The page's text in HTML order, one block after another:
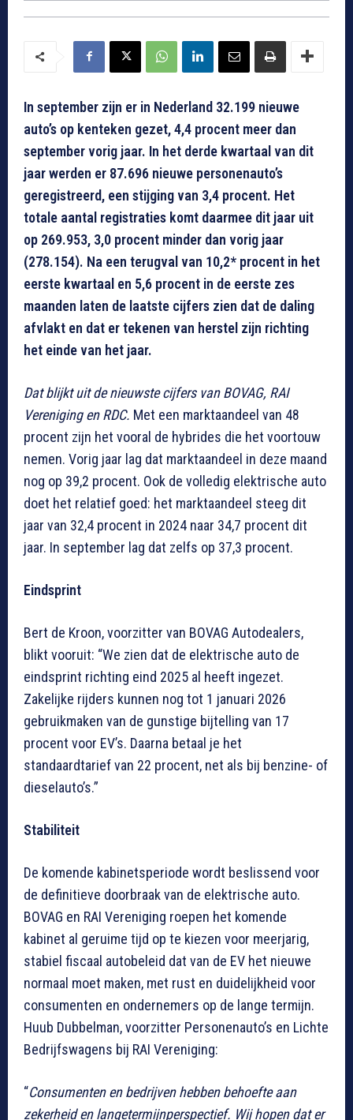
In september zijn er in Nederland 32.199 nieuwe
auto’s op kenteken gezet, 4,4 procent meer dan
september vorig jaar. In het derde kwartaal van dit
jaar werden er 87.696 nieuwe personenauto’s
geregistreerd, een stijging van 3,4 procent. Het
totale aantal registraties komt daarmee dit jaar uit
op 269.953, 3,0 procent minder dan vorig jaar
(278.154). Na een terugval van 10,2* procent in het
eerste kwartaal en 5,6 procent in de eerste zes
maanden laten de laatste cijfers zien dat de daling
afvlakt en dat er tekenen van herstel zijn richting
het einde van het jaar.
Dat blijkt uit de nieuwste cijfers van BOVAG, RAI
Vereniging en RDC. Met een marktaandeel van 48
procent zijn het vooral de hybrides die het voortouw
nemen. Vorig jaar lag dat marktaandeel in deze maand
nog op 39,2 procent. Ook de volledig elektrische auto
doet het relatief goed: het marktaandeel steeg dit
jaar van 32,4 procent in 2024 naar 34,7 procent dit
jaar. In september lag dat zelfs op 37,3 procent.
Eindsprint
Bert de Kroon, voorzitter van BOVAG Autodealers,
blikt vooruit: “We zien dat de elektrische auto de
eindsprint richting eind 2025 al heeft ingezet.
Zakelijke rijders kunnen nog tot 1 januari 2026
gebruikmaken van de gunstige bijtelling van 17
procent voor EV’s. Daarna betaal je het
standaardtarief van 22 procent, net als bij benzine- of
dieselauto’s.”
Stabiliteit
De komende kabinetsperiode wordt beslissend voor
de definitieve doorbraak van de elektrische auto.
BOVAG en RAI Vereniging roepen het komende
kabinet al geruime tijd op te kiezen voor meerjarig,
stabiel fiscaal autobeleid dat van de EV het nieuwe
normaal moet maken, met rust en duidelijkheid voor
consumenten en ondernemers op de lange termijn.
Huub Dubbelman, voorzitter Personenauto’s en Lichte
Bedrijfswagens bij RAI Vereniging:
“Consumenten en bedrijven hebben behoefte aan
zekerheid en langetermijnperspectief. Wij hopen dat er